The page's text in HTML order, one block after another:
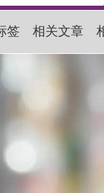
签 相关文章